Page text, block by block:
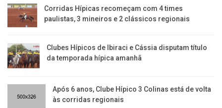
Corridas Hípicas recomeçam com 4 times
paulistas, 3 mineiros e 2 clássicos regionais
Clubes Hípicos de Ibiraci e Cássia disputam título
da temporada hípica amanhã
Após 6 anos, Clube Hípico 3 Colinas está de volta
às corridas regionais